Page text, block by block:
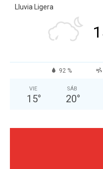
Lluvia Ligera
92 %
VIE
15°
SÁB
20°